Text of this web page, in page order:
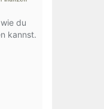
du
kannst.